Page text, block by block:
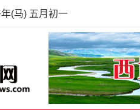
(马) 五月初一